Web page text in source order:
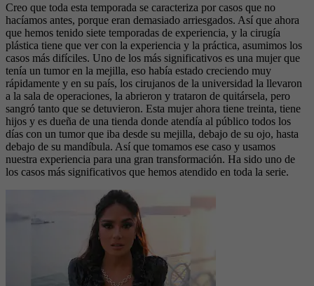
Creo que toda esta temporada se caracteriza por casos que no
hacíamos antes, porque eran demasiado arriesgados. Así que ahora
que hemos tenido siete temporadas de experiencia, y la cirugía
plástica tiene que ver con la experiencia y la práctica, asumimos los
casos más difíciles. Uno de los más significativos es una mujer que
tenía un tumor en la mejilla, eso había estado creciendo muy
rápidamente y en su país, los cirujanos de la universidad la llevaron
a la sala de operaciones, la abrieron y trataron de quitársela, pero
sangró tanto que se detuvieron. Esta mujer ahora tiene treinta, tiene
hijos y es dueña de una tienda donde atendía al público todos los
días con un tumor que iba desde su mejilla, debajo de su ojo, hasta
debajo de su mandíbula. Así que tomamos ese caso y usamos
nuestra experiencia para una gran transformación. Ha sido uno de
los casos más significativos que hemos atendido en toda la serie.